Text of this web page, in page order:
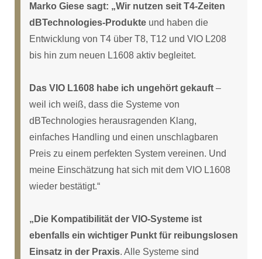
Marko Giese sagt: „Wir nutzen seit T4-Zeiten
dBTechnologies-Produkte und haben die
Entwicklung von T4 über T8, T12 und VIO L208
bis hin zum neuen L1608 aktiv begleitet.
Das VIO L1608 habe ich ungehört gekauft –
weil ich weiß, dass die Systeme von
dBTechnologies herausragenden Klang,
einfaches Handling und einen unschlagbaren
Preis zu einem perfekten System vereinen. Und
meine Einschätzung hat sich mit dem VIO L1608
wieder bestätigt.“
„Die Kompatibilität der VIO-Systeme ist
ebenfalls ein wichtiger Punkt für reibungslosen
Einsatz in der Praxis. Alle Systeme sind